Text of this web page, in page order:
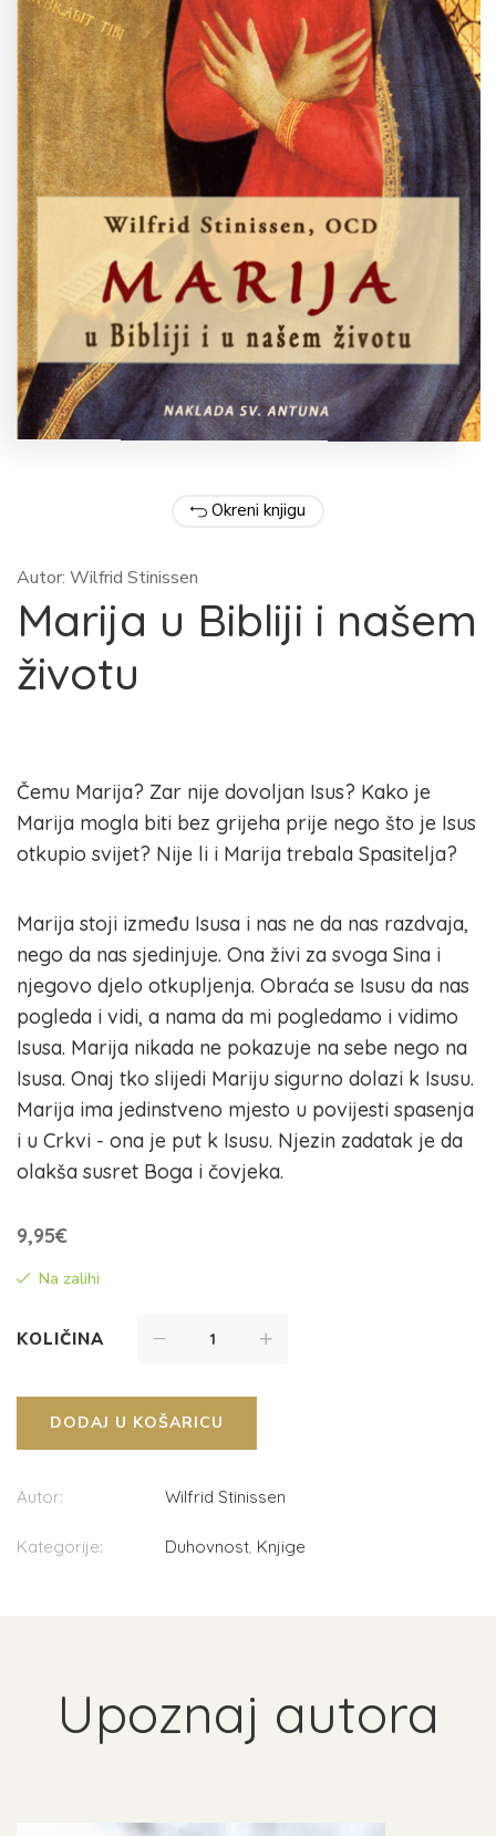
Okreni knjigu
Autor: Wilfrid Stinissen
Marija u Bibliji i našem
životu
Čemu Marija? Zar nije dovoljan Isus? Kako je
Marija mogla biti bez grijeha prije nego što je Isus
otkupio svijet? Nije li i Marija trebala Spasitelja?
Marija stoji između Isusa i nas ne da nas razdvaja,
nego da nas sjedinjuje. Ona živi za svoga Sina i
njegovo djelo otkupljenja. Obraća se Isusu da nas
pogleda i vidi, a nama da mi pogledamo i vidimo
Isusa. Marija nikada ne pokazuje na sebe nego na
Isusa. Onaj tko slijedi Mariju sigurno dolazi k Isusu.
Marija ima jedinstveno mjesto u povijesti spasenja
i u Crkvi - ona je put k Isusu. Njezin zadatak je da
olakša susret Boga i čovjeka.
9,95€
Na zalihi
KOLIČINA
DODAJ U KOŠARICU
Autor: Wilfrid Stinissen
Kategorije: Duhovnost Knjige
Upoznaj autora